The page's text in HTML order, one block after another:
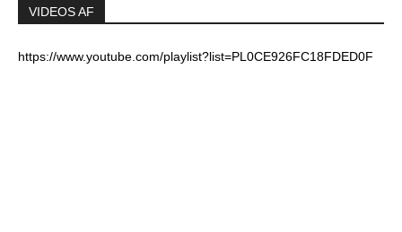
VIDEOS AF
https://www.youtube.com/playlist?list=PL0CE926FC18FDED0F